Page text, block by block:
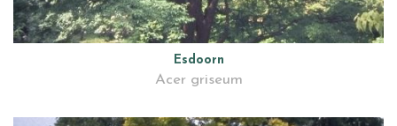
Esdoorn
Acer griseum